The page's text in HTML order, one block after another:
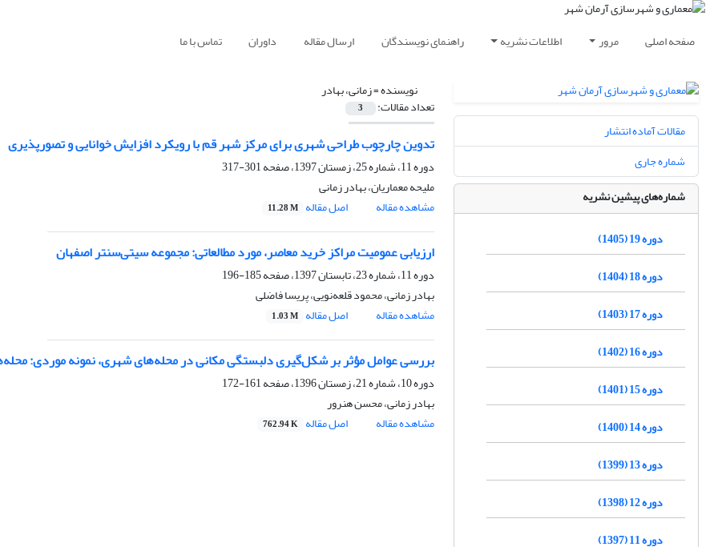
صفحه اصلی مرور اطلاعات نشریه راهنمای نویسندگان ارسال مقاله داوران تماس با ما
نویسنده =زمانی، بهادر
تعداد مقالات: 3
تدوین چارچوب طراحی شهری برای مرکز شهر قم با رویکرد افزایش خوانایی و تصورپذیری
دوره 11، شماره 25، زمستان 1397، صفحه
301-317
ملیحه معماریان، بهادر زمانی
مشاهده مقاله
اصل مقاله 11.28 M
ارزیابی عمومیت مراکز خرید معاصر، مورد مطالعاتی: مجموعه سیتی‌سنتر اصفهان
دوره 11، شماره 23، تابستان 1397، صفحه
185-196
بهادر زمانی، محمود قلعه‌نویی، پریسا فاضلی
مشاهده مقاله
اصل مقاله 1.03 M
بررسی عوامل مؤثر بر شکل‌گیری دلبستگی مکانی در محله‌های شهری، نمونه موردی:
دوره 10، شماره 21، زمستان 1396، صفحه
161-172
بهادر زمانی، محسن هنرور
مشاهده مقاله
اصل مقاله 762.94 K
مقالات آماده انتشار
شماره جاری
شماره‌های پیشین نشریه
دوره 19 (1405)
دوره 18 (1404)
دوره 17 (1403)
دوره 16 (1402)
دوره 15 (1401)
دوره 14 (1400)
دوره 13 (1399)
دوره 12 (1398)
دوره 11 (1397)